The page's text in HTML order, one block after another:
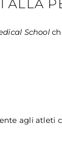
ALLA
School
agli atleti